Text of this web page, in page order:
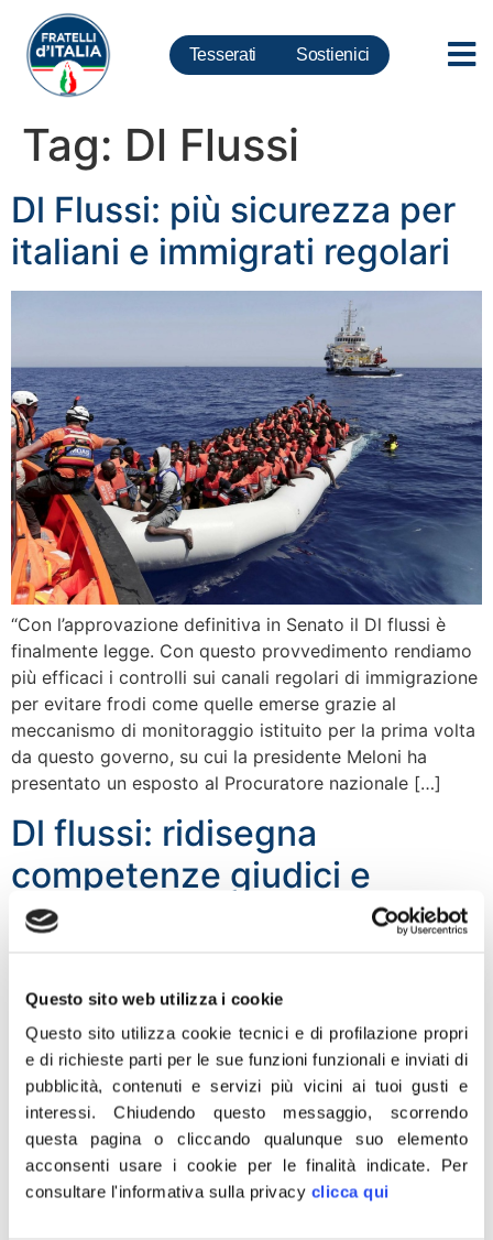
Questo sito web utilizza i cookie
Questo sito utilizza cookie tecnici e di profilazione propri
e di richieste parti per le sue funzioni funzionali e inviati di
pubblicità, contenuti e servizi più vicini ai tuoi gusti e
interessi.Chiudendo questo messaggio, scorrendo
questa pagina o cliccando qualunque suo elemento
acconsenti usare i cookie per le finalità indicate. Per
consultare l'informativa sulla privacy clicca qui
Tesserati Sostienici
Tag: Dl Flussi
Dl Flussi: più sicurezza per
italiani e immigrati regolari
“Con l’approvazione definitiva in Senato il Dl flussi è
finalmente legge. Con questo provvedimento rendiamo
più efficaci i controlli sui canali regolari di immigrazione
per evitare frodi come quelle emerse grazie al
meccanismo di monitoraggio istituito per la prima volta
da questo governo, su cui la presidente Meloni ha
presentato un esposto al Procuratore nazionale […]
Dl flussi: ridisegna
competenze giudici e
corregge storture create